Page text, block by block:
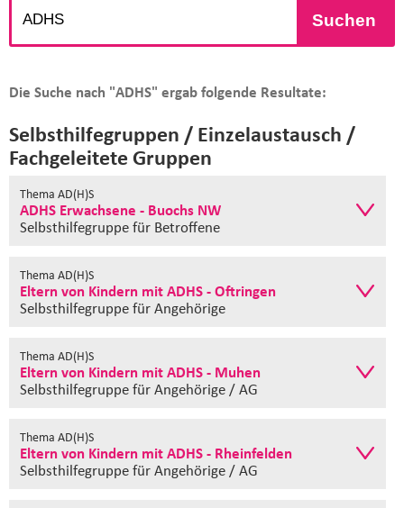
Suchen
Die Suche nach "ADHS" ergab folgende Resultate:
Selbsthilfegruppen / Einzelaustausch /
Fachgeleitete Gruppen
Thema AD(H)S
ADHS Erwachsene - Buochs NW
Selbsthilfegruppefür Betroffene
Thema AD(H)S
Eltern von Kindern mit ADHS - Oftringen
Selbsthilfegruppefür Angehörige
Thema AD(H)S
Eltern von Kindern mit ADHS - Muhen
Selbsthilfegruppefür Angehörige / AG
Thema AD(H)S
Eltern von Kindern mit ADHS - Rheinfelden
Selbsthilfegruppefür Angehörige / AG